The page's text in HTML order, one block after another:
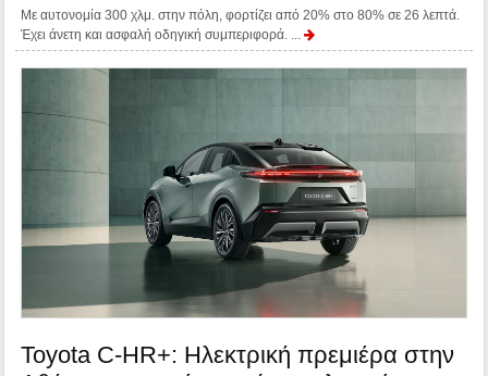
Με αυτονομία 300 χλμ. στην πόλη, φορτίζει από 20% στο 80% σε 26 λεπτά.
Έχει άνετη και ασφαλή οδηγική συμπεριφορά. ...
Toyota C-HR+: Ηλεκτρική πρεμιέρα στην